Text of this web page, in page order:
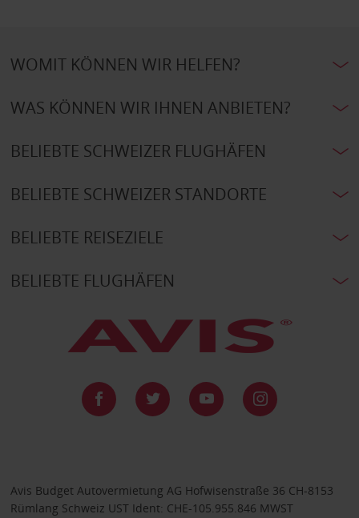
WOMIT KÖNNEN WIR HELFEN?
WAS KÖNNEN WIR IHNEN ANBIETEN?
BELIEBTE SCHWEIZER FLUGHÄFEN
BELIEBTE SCHWEIZER STANDORTE
BELIEBTE REISEZIELE
BELIEBTE FLUGHÄFEN
Avis Budget Autovermietung AG Hofwisenstraße 36 CH-8153
Rümlang Schweiz UST Ident: CHE-105.955.846 MWST